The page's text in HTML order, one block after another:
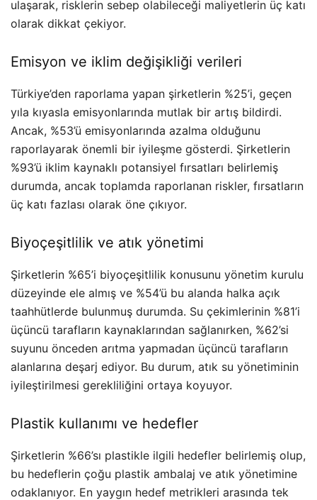
ulaşarak, risklerin sebep olabileceği maliyetlerin üç katı
olarak dikkat çekiyor.
Emisyon ve iklim değişikliği verileri
Türkiye’den raporlama yapan şirketlerin %25’i, geçen
yıla kıyasla emisyonlarında mutlak bir artış bildirdi.
Ancak, %53’ü emisyonlarında azalma olduğunu
raporlayarak önemli bir iyileşme gösterdi. Şirketlerin
%93’ü iklim kaynaklı potansiyel fırsatları belirlemiş
durumda, ancak toplamda raporlanan riskler, fırsatların
üç katı fazlası olarak öne çıkıyor.
Biyoçeşitlilik ve atık yönetimi
Şirketlerin %65’i biyoçeşitlilik konusunu yönetim kurulu
düzeyinde ele almış ve %54’ü bu alanda halka açık
taahhütlerde bulunmuş durumda. Su çekimlerinin %81’i
üçüncü tarafların kaynaklarından sağlanırken, %62’si
suyunu önceden arıtma yapmadan üçüncü tarafların
alanlarına deşarj ediyor. Bu durum, atık su yönetiminin
iyileştirilmesi gerekliliğini ortaya koyuyor.
Plastik kullanımı ve hedefler
Şirketlerin %66’sı plastikle ilgili hedefler belirlemiş olup,
bu hedeflerin çoğu plastik ambalaj ve atık yönetimine
odaklanıyor. En yaygın hedef metrikleri arasında tek